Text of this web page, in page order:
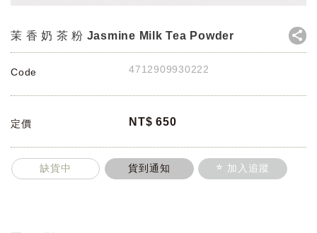
茉 香 奶 茶 粉 Jasmine Milk Tea Powder
Code 4712909930222
定價 NT$ 650
缺貨中 貨到通知 加入追蹤